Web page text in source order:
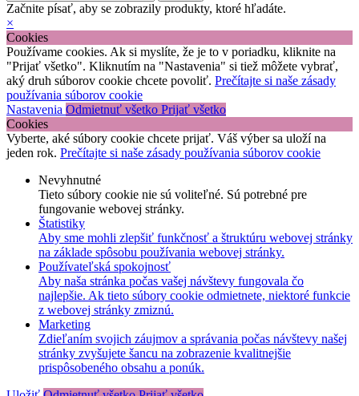
Začnite písať, aby se zobrazily produkty, ktoré hľadáte.
×
Cookies
Používame cookies. Ak si myslíte, že je to v poriadku, kliknite na
"Prijať všetko". Kliknutím na "Nastavenia" si tiež môžete vybrať,
aký druh súborov cookie chcete povoliť. Prečítajte si naše zásady
používania súborov cookie
Nastavenia Odmietnuť všetko Prijať všetko
Cookies
Vyberte, aké súbory cookie chcete prijať. Váš výber sa uloží na
jeden rok. Prečítajte si naše zásady používania súborov cookie
Nevyhnutné
Tieto súbory cookie nie sú voliteľné. Sú potrebné pre
fungovanie webovej stránky.
Štatistiky
Aby sme mohli zlepšiť funkčnosť a štruktúru webovej stránky
na základe spôsobu používania webovej stránky.
Používateľská spokojnosť
Aby naša stránka počas vašej návštevy fungovala čo
najlepšie. Ak tieto súbory cookie odmietnete, niektoré funkcie
z webovej stránky zmiznú.
Marketing
Zdieľaním svojich záujmov a správania počas návštevy našej
stránky zvyšujete šancu na zobrazenie kvalitnejšie
prispôsobeného obsahu a ponúk.